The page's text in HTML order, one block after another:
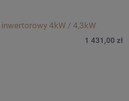
4kW / 4,3kW
1 431,00 zł